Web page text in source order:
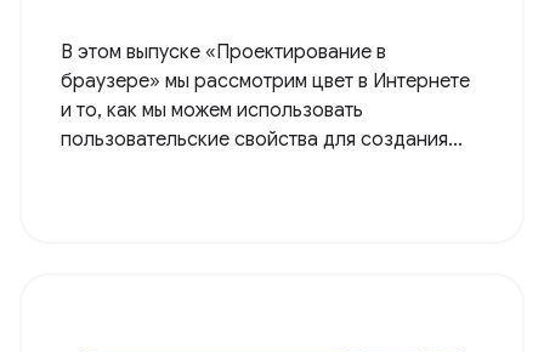
В этом выпуске «Проектирование в
браузере» мы рассмотрим цвет в Интернете
и то, как мы можем использовать
пользовательские свойства для создания...